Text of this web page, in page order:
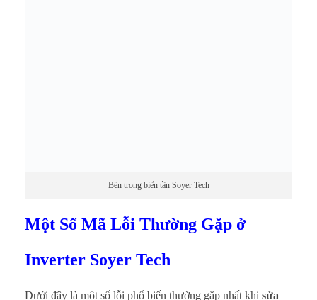
Bên trong biến tần Soyer Tech
Một Số Mã Lỗi Thường Gặp ở
Inverter Soyer Tech
Dưới đây là một số lỗi phổ biến thường gặp nhất khi sửa